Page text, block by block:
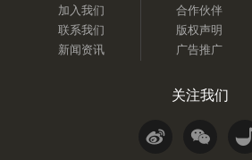
加入我们
联系我们
新闻资讯
合作伙伴
版权声明
广告推广
关注我们